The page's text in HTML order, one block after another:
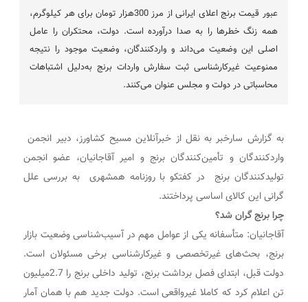
عبور قیمت برنج اعلای ایرانی از مرز 300هزار تومان برای هر کیلوگرم،
همه زنگ خطرها را به صدا درآورده است. دولت، محتکران را عامل
اصلی این وضعیت می‌داند و واردکنندگان، وضعیت موجود را نتیجه
ممنوعیت غیرکارشناسی ثبت سفارش واردات برنج به‌دلیل اشتباهات
محاسباتی در دولت و مجلس عنوان می‌کنند.
به گزارش سارخبر به نقل از خبرآنلاین مسیح کشاورز، دبیر انجمن
واردکنندگان و تأمین‌کنندگان برنج و امیر آقاجانیان، عضو انجمن
تولیدکنندگان برنج در کفتکو با روزنامه همشهری به بررسی علل
گرانی این کالای اساسی پرداختند.
چرا برنج گران شد؟
آقاجانیان: متأسفانه یکی از عوامل مهم در آسیب‌شناسی وضعیت بازار
برنج، بحث‌های غیرتخصصی و غیرکارشناسی برخی مسئولان است.
دولت قبل، ابتدای فصل برداشت برنج، تولید داخلی برنج را 2.7میلیون
تن اعلام کرد که کاملا غیرواقعی است. دولت جدید هم با همان آمار